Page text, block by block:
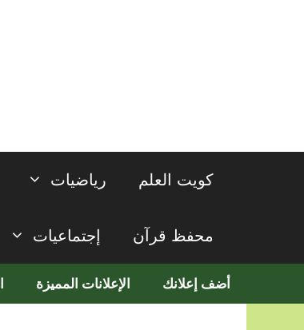
كويت العلم رياضيات
محفظ قرآن إجتماعيات
أضف إعلانك الإعلانات المميزة